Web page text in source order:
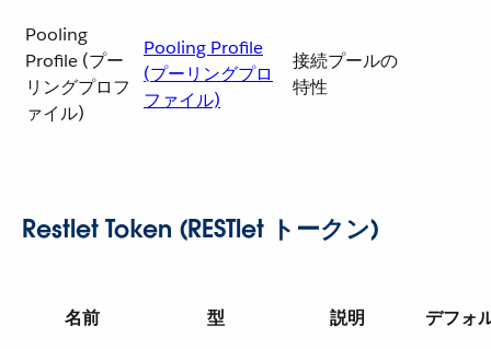
Pooling
Profile (プー
リングプロフ
ァイル)
Pooling Profile
(プーリングプロ
ファイル)
接続プールの
特性
Restlet Token (RESTlet トークン)
名前 型 説明 デフォ